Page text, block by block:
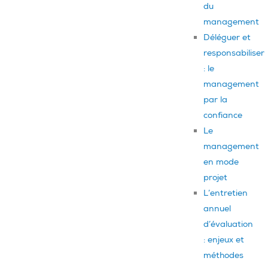
du
management
Déléguer et
responsabiliser
: le
management
par la
confiance
Le
management
en mode
projet
L’entretien
annuel
d’évaluation
: enjeux et
méthodes